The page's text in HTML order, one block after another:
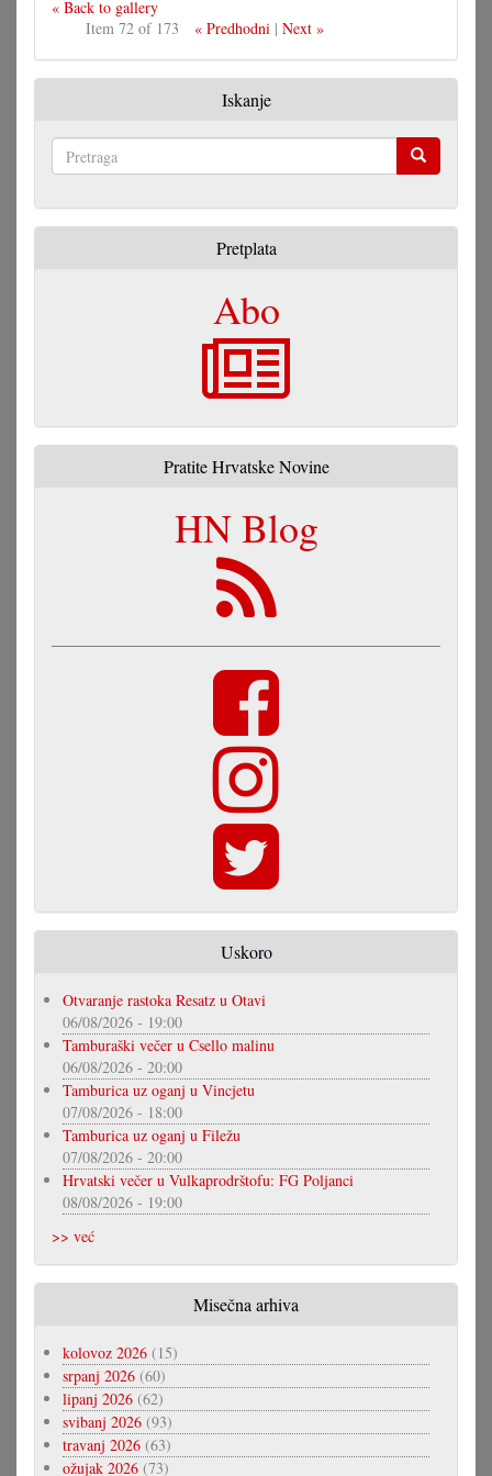
« Back to gallery
Item 72 of 173
« Predhodni| Next »
Iskanje
Pretplata
Abo
Pratite Hrvatske Novine
HN Blog
Uskoro
Otvaranje rastoka Resatz u Otavi
06/08/2026 - 19:00
Tamburaški večer u Csello malinu
06/08/2026 - 20:00
Tamburica uz oganj u Vincjetu
07/08/2026 - 18:00
Tamburica uz oganj u Filežu
07/08/2026 - 20:00
Hrvatski večer u Vulkaprodrštofu: FG Poljanci
08/08/2026 - 19:00
>> već
Misečna arhiva
kolovoz 2026 (15)
srpanj 2026 (60)
lipanj 2026 (62)
svibanj 2026 (93)
travanj 2026 (63)
ožujak 2026 (73)